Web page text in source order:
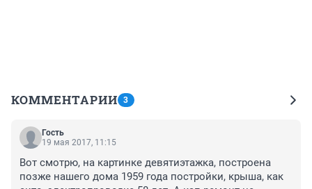
КОММЕНТАРИИ 3
Гость
19 мая 2017, 11:15
Вот смотрю, на картинке девятиэтажка, построена
позже нашего дома 1959 года постройки, крыша, как